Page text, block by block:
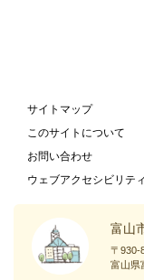
サイトマップ
このサイトについて
お問い合わせ
ウェブアクセシビリテ
富山
〒
富山県